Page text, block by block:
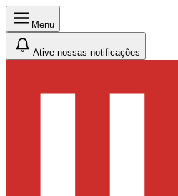
Menu
Ative nossas notificações